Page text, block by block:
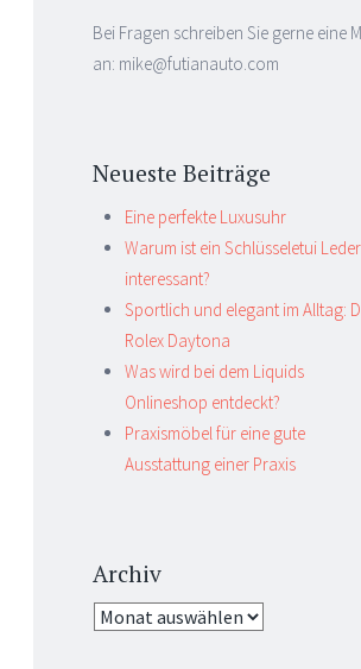
Bei Fragen schreiben Sie gerne eine
an: mike@futianauto.com
Neueste Beiträge
Eine perfekte Luxusuhr
Warum ist ein Schlüsseletui
interessant?
Sportlich und elegant im Alltag:
Rolex Daytona
Was wird bei dem Liquids
Onlineshop entdeckt?
Praxismöbel für eine gute
Ausstattung einer Praxis
Archiv
Archiv